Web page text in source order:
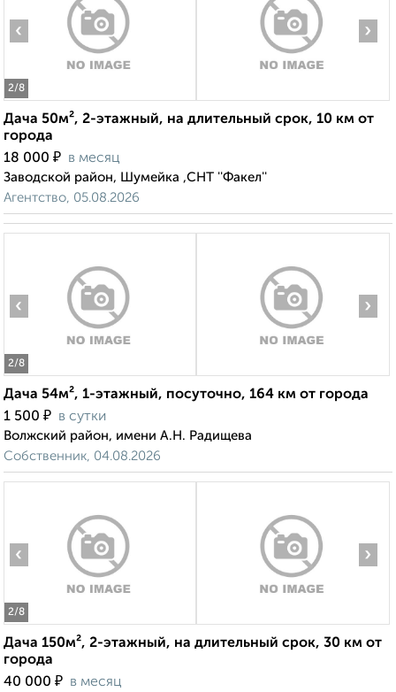
2/8
‹ ›
Дача 50м², 2-этажный, на длительный срок, 10 км от
города
18 000 ₽ в месяц
Заводской район, Шумейка ,СНТ ''Факел''
Агентство, 05.08.2026
2/8
‹ ›
Дача 54м², 1-этажный, посуточно, 164 км от города
1 500 ₽ в сутки
Волжский район, имени А.Н. Радищева
Собственник, 04.08.2026
2/8
‹ ›
Дача 150м², 2-этажный, на длительный срок, 30 км от
города
40 000 ₽ в месяц